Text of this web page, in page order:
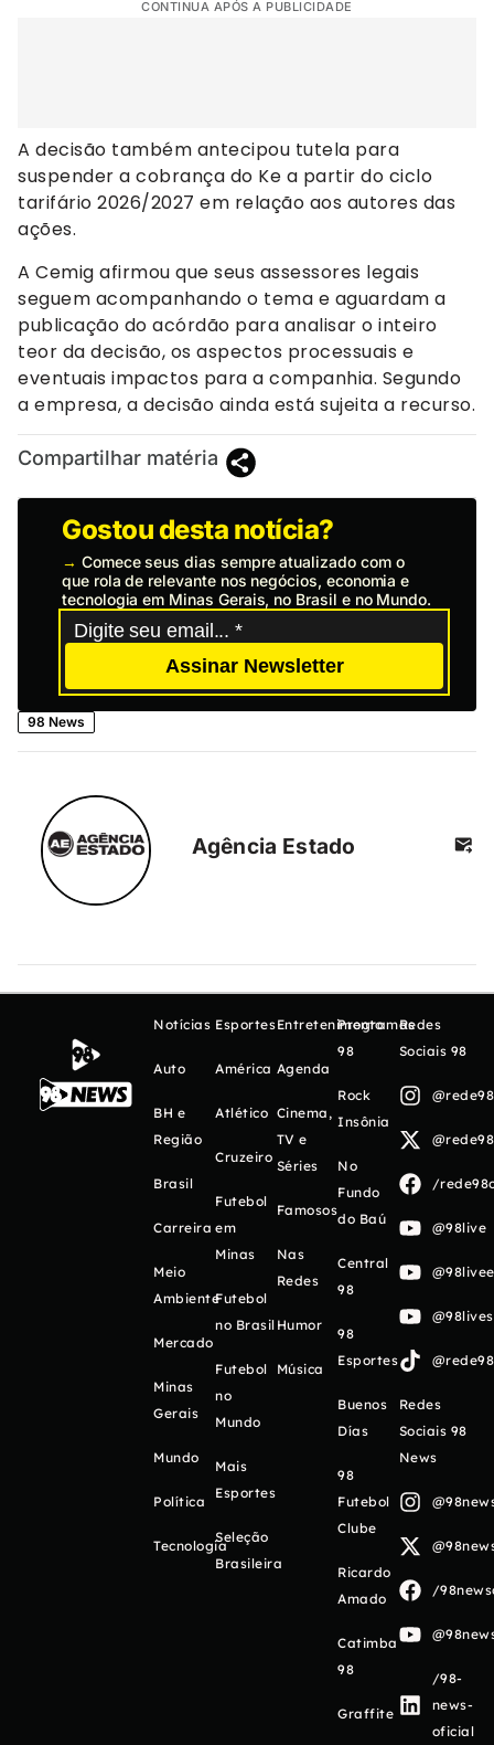
CONTINUA APÓS A PUBLICIDADE
A decisão também antecipou tutela para
suspender a cobrança do Ke a partir do ciclo
tarifário 2026/2027 em relação aos autores das
ações.
A Cemig afirmou que seus assessores legais
seguem acompanhando o tema e aguardam a
publicação do acórdão para analisar o inteiro
teor da decisão, os aspectos processuais e
eventuais impactos para a companhia. Segundo
a empresa, a decisão ainda está sujeita a recurso.
Compartilhar matéria
Gostou desta notícia?
→ Comece seus dias sempre atualizado com o
que rola de relevante nos negócios, economia e
tecnologia em Minas Gerais, no Brasil e no Mundo.
Assinar Newsletter
98 News
Agência Estado
Notícias
Auto
BH e
Região
Brasil
Carreira
Meio
Ambiente
Mercado
Minas
Gerais
Mundo
Política
Tecnologia
Esportes
América
Atlético
Cruzeiro
Futebol
em
Minas
Futebol
no Brasil
Futebol
no
Mundo
Mais
Esportes
Seleção
Brasileira
Entretenimento
Agenda
Cinema,
TV e
Séries
Famosos
Nas
Redes
Humor
Música
Programas
98
Rock
Insônia
No
Fundo
do Baú
Central
98
98
Esportes
Buenos
Días
98
Futebol
Clube
Ricardo
Amado
Catimba
98
Graffite
Redes
Sociais 98
/
@98live
Redes
Sociais 98
News
/
/98-
news-
oficial